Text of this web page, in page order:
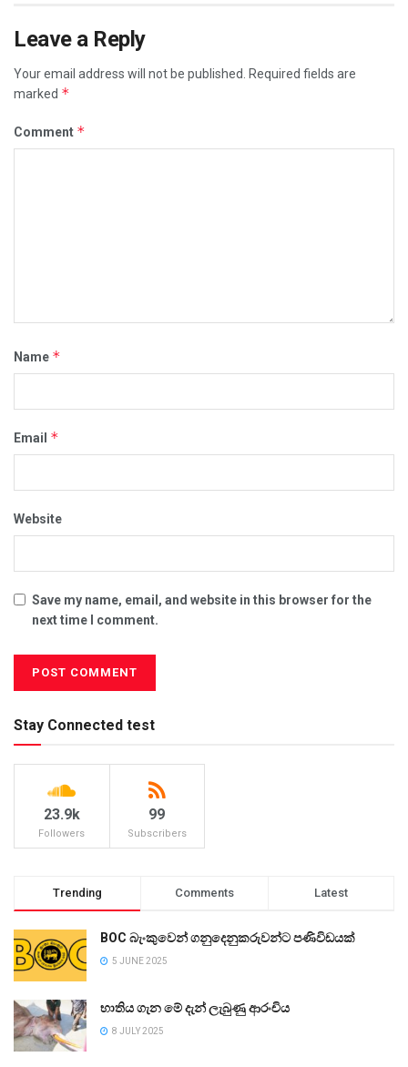
Leave a Reply
Your email address will not be published. Required fields are
marked *
Comment *
Name *
Email *
Website
Save my name, email, and website in this browser for the
next time I comment.
Stay Connected test
23.9k
Followers
99
Subscribers
Trending Comments Latest
BOC බැංකුවෙන් ගනුදෙනුකරුවන්ට පණිවිඩයක්
5 JUNE 2025
භාතිය ගැන මේ දැන් ලැබුණු ආරංචිය
8 JULY 2025